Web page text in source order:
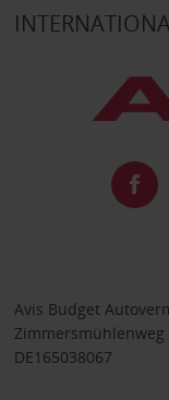
Avis Budget
Zimmersmühlenweg
DE165038067